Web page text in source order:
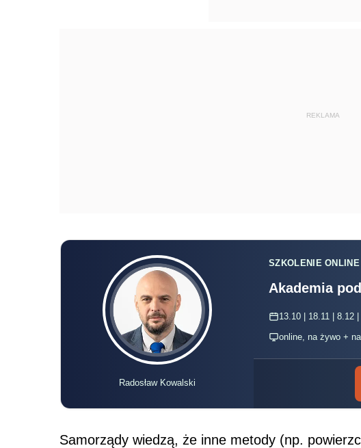
REKLAMA
Radosław Kowalski
SZKOLENIE ONLINE
Akademia
13.10 | 18.11 | 8.12
online, na żywo +
Samorządy wiedzą, że inne metody (np.